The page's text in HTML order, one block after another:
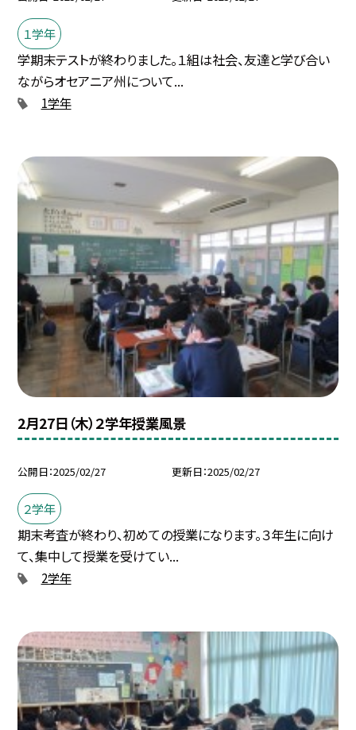
１学年
学期末テストが終わりました。１組は社会、友達と学び合い
ながらオセアニア州について...
1学年
2月27日（木）２学年授業風景
公開日 2025/02/27 更新日 2025/02/27
２学年
期末考査が終わり、初めての授業になります。３年生に向け
て、集中して授業を受けてい...
2学年